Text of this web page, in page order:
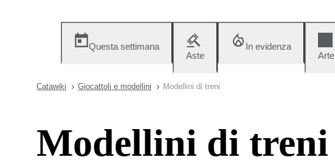
Questa settimana
Aste
In evidenza
Arte
Catawiki Giocattoli e modellini Modellini di treni
Modellini di treni